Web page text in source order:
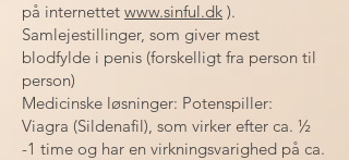
på internettet www.sinful.dk ).
Samlejestillinger, som giver mest
blodfylde i penis (forskelligt fra person til
person)
Medicinske løsninger: Potenspiller:
Viagra (Sildenafil), som virker efter ca. ½
-1 time og har en virkningsvarighed på ca.